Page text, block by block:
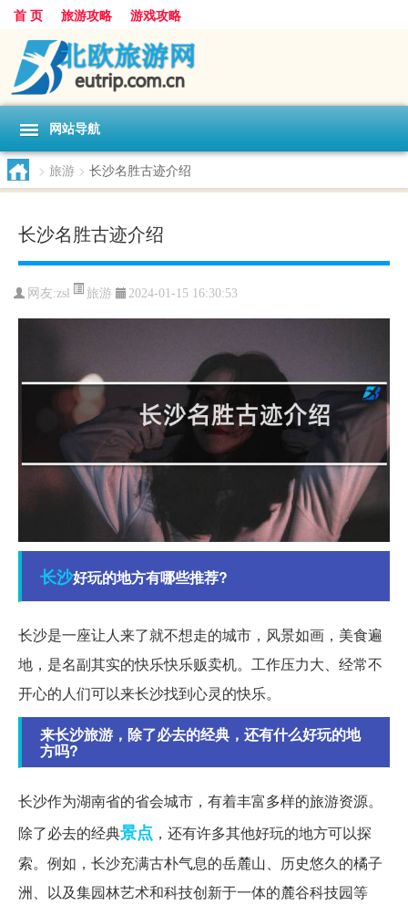
首 页 旅游攻略 游戏攻略
网站导航
> 旅游 > 长沙名胜古迹介绍
长沙名胜古迹介绍
网友:zsl 旅游 2024-01-15 16:30:53
长沙好玩的地方有哪些推荐?
长沙是一座让人来了就不想走的城市，风景如画，美食遍
地，是名副其实的快乐快乐贩卖机。工作压力大、经常不
开心的人们可以来长沙找到心灵的快乐。
来长沙旅游，除了必去的经典，还有什么好玩的地
方吗?
长沙作为湖南省的省会城市，有着丰富多样的旅游资源。
除了必去的经典景点 ，还有许多其他好玩的地方可以探
索。例如，长沙充满古朴气息的岳麓山、历史悠久的橘子
洲、以及集园林艺术和科技创新于一体的麓谷科技园等